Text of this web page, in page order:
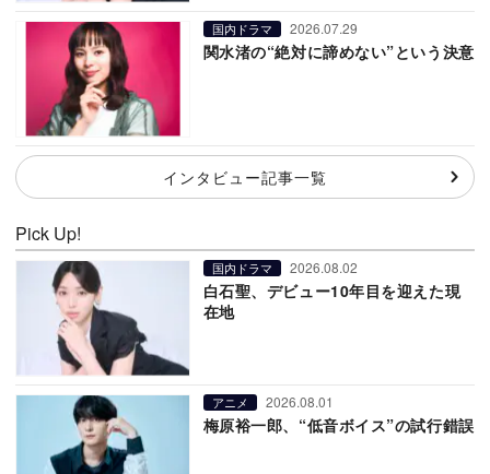
国内ドラマ 2026.07.29
関水渚の“絶対に諦めない”という決意
インタビュー記事一覧
Pick Up!
国内ドラマ 2026.08.02
白石聖、デビュー10年目を迎えた現
在地
アニメ 2026.08.01
梅原裕一郎、“低音ボイス”の試行錯誤